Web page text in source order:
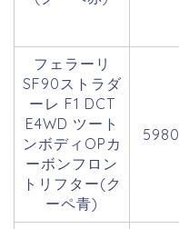
フェラーリ
SF90ストラダ
ーレ F1 DCT
E4WD ツート
ンボディOPカ
ーボンフロン
トリフター(ク
ーペ青)
5980